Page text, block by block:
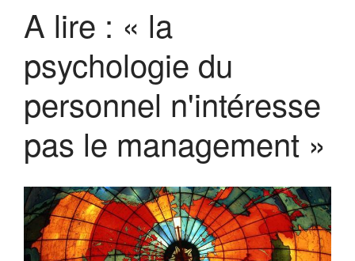
A lire : « la
psychologie du
personnel n'intéresse
pas le management »